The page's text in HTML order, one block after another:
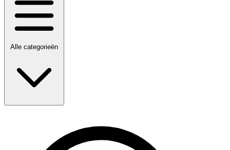
Alle categorieën